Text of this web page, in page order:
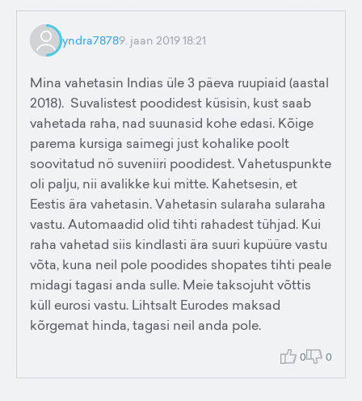
yndra78789. jaan 2019 18:21
Mina vahetasin Indias üle 3 päeva ruupiaid (aastal
2018). Suvalistest poodidest küsisin, kust saab
vahetada raha, nad suunasid kohe edasi. Kõige
parema kursiga saimegi just kohalike poolt
soovitatud nö suveniiri poodidest. Vahetuspunkte
oli palju, nii avalikke kui mitte. Kahetsesin, et
Eestis ära vahetasin. Vahetasin sularaha sularaha
vastu. Automaadid olid tihti rahadest tühjad. Kui
raha vahetad siis kindlasti ära suuri kupüüre vastu
võta, kuna neil pole poodides shopates tihti peale
midagi tagasi anda sulle. Meie taksojuht võttis
küll eurosi vastu. Lihtsalt Eurodes maksad
kõrgemat hinda, tagasi neil anda pole.
0 0